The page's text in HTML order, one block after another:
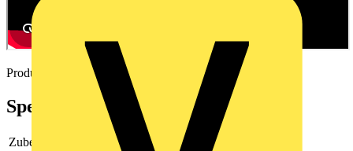
Product Video
Spezifikationen
Zubehör
Ja